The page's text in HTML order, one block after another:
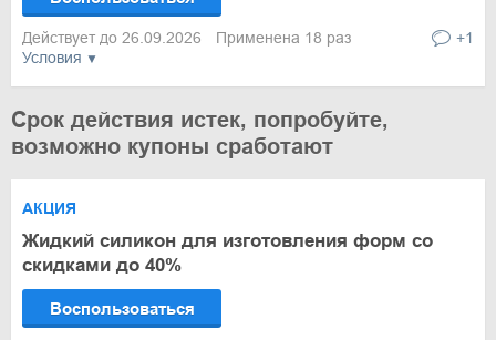
Условия
Действует до 26.09.2026 Применена 18 раз +1
Срок действия истек, попробуйте,
возможно купоны сработают
АКЦИЯ
Жидкий силикон для изготовления форм со
скидками до 40%
Воспользоваться